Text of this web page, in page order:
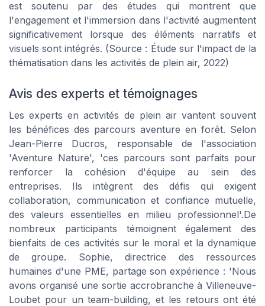
est soutenu par des études qui montrent que
l'engagement et l'immersion dans l'activité augmentent
significativement lorsque des éléments narratifs et
visuels sont intégrés. (Source : Étude sur l'impact de la
thématisation dans les activités de plein air, 2022)
Avis des experts et témoignages
Les experts en activités de plein air vantent souvent
les bénéfices des parcours aventure en forêt. Selon
Jean-Pierre Ducros, responsable de l'association
'Aventure Nature', 'ces parcours sont parfaits pour
renforcer la cohésion d'équipe au sein des
entreprises. Ils intègrent des défis qui exigent
collaboration, communication et confiance mutuelle,
des valeurs essentielles en milieu professionnel'.De
nombreux participants témoignent également des
bienfaits de ces activités sur le moral et la dynamique
de groupe. Sophie, directrice des ressources
humaines d'une PME, partage son expérience : 'Nous
avons organisé une sortie accrobranche à Villeneuve-
Loubet pour un team-building, et les retours ont été